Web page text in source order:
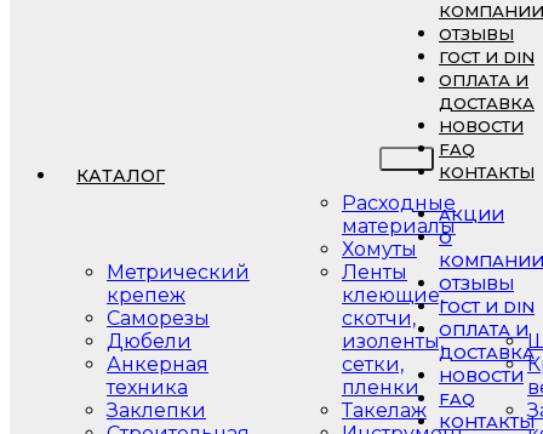
КАТАЛОГ
Метрический
крепеж
Саморезы
Дюбели
Анкерная
техника
Заклепки
Расходные
материалы
Хомуты
Ленты
клеющие,
скотчи,
изоленты,
сетки,
пленки
Такелаж
КОМПАНИИ
ОТЗЫВЫ
ГОСТ И DIN
ОПЛАТА И
ДОСТАВКА
НОВОСТИ
FAQ
КОНТАКТЫ
АКЦИИ
О
КОМПАНИИ
ОТЗЫВЫ
ГОСТ И DIN
ОПЛАТА И
ДОСТАВКА
НОВОСТИ
FAQ
КОНТАКТЫ